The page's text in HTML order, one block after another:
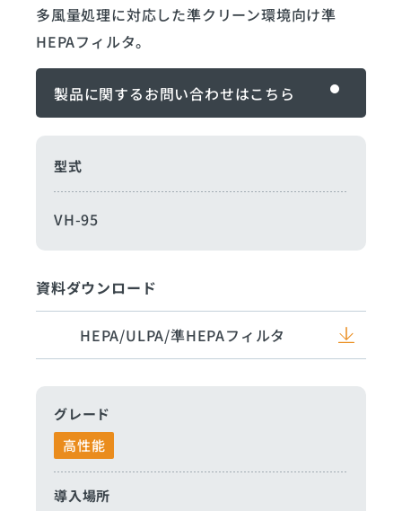
多風量処理に対応した準クリーン環境向け準
HEPAフィルタ。
製品に関するお問い合わせはこちら
型式
VH-95
資料ダウンロード
HEPA/ULPA/準HEPAフィルタ
グレード
高性能
導入場所